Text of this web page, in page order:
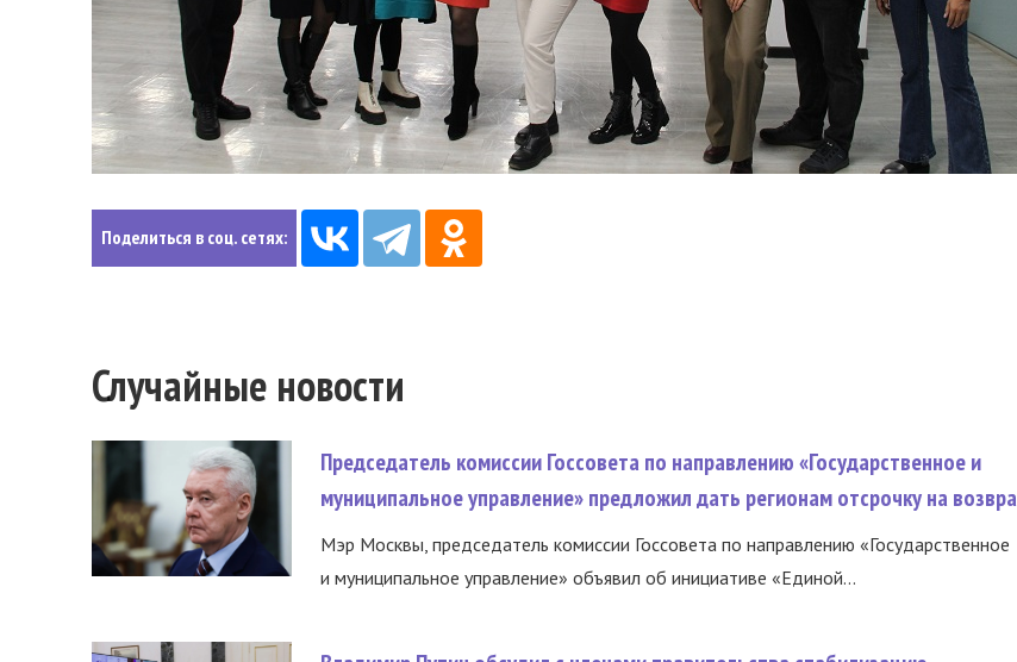
Поделиться в соц. сетях:
Случайные новости
Председатель комиссии Госсовета по направлению «Государственное и
муниципальное управление» предложил дать регионам отсрочку на возвра
Мэр Москвы, председатель комиссии Госсовета по направлению «Государственное
и муниципальное управление» объявил об инициативе «Единой...